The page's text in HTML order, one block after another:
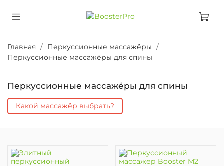
Главная
Перкуссионные массажёры
Перкуссионные массажёры для спины
Перкуссионные массажёры для спины
Какой массажёр выбрать?